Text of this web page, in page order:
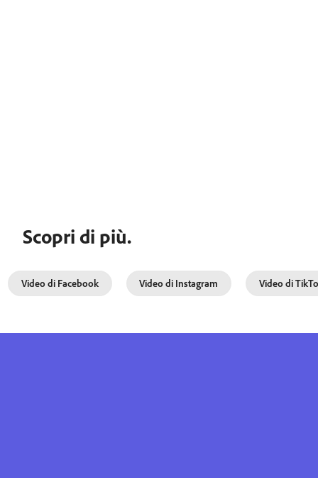
Scopri di più.
Video di Facebook Video di Instagram Video di